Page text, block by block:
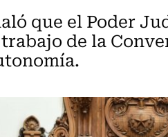
que el Poder
de la